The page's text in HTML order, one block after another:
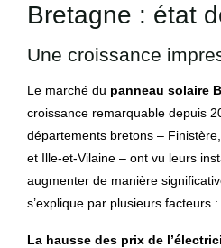
Bretagne : état
Une croissance
Le marché du panneau solaire
croissance remarquable depuis
départements bretons –
et Ille-et-Vilaine – ont vu leurs
augmenter de manière
s’explique par plusieurs facteurs :
La hausse des prix de